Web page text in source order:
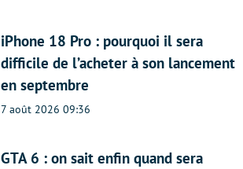
iPhone 18 Pro : pourquoi il sera
difficile de l’acheter à son lancement
en septembre
7 août 2026 09:36
GTA 6 : on sait enfin quand sera